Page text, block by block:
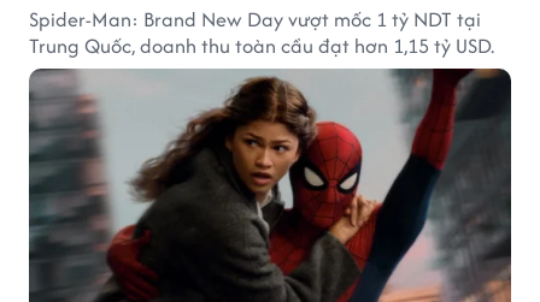
Spider-Man: Brand New Day vượt mốc 1 tỷ NDT tại
Trung Quốc, doanh thu toàn cầu đạt hơn 1,15 tỷ USD.